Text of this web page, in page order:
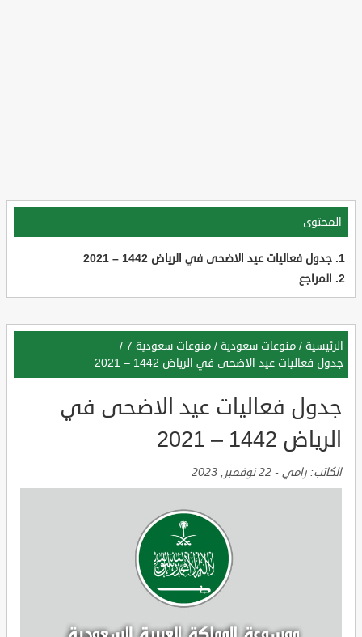
المحتوى
جدول فعاليات عيد الاضحى في الرياض 1442 – 2021
المراجع
الرئيسية / منوعات سعودية / منوعات سعودية 7
/
جدول فعاليات عيد الاضحى في الرياض 1442 – 2021
جدول فعاليات عيد الاضحى في
الرياض 1442 – 2021
الكاتب: رامي - 22 نوفمبر, 2023